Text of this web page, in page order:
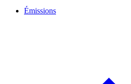
Émissions